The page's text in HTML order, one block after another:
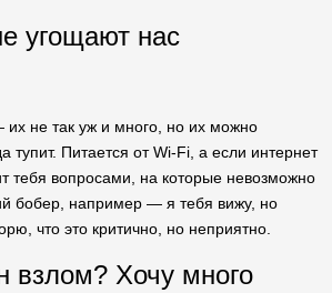
угощают нас
их не так уж и много, но их можно
тупит. Питается от Wi-Fi, а если интернет
тебя вопросами, на которые невозможно
бобер, например — я тебя вижу, но
что это критично, но неприятно.
взлом? Хочу много